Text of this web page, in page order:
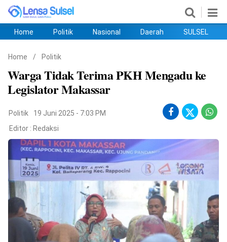
Copyright
2026
lensasulsel.com
All
Right
Reserved
Home Politik Nasional Daerah SULSEL
Home / Politik
Warga Tidak Terima PKH Mengadu ke
Legislator Makassar
Politik
19 Juni 2025 - 7:03 PM
Editor : Redaksi